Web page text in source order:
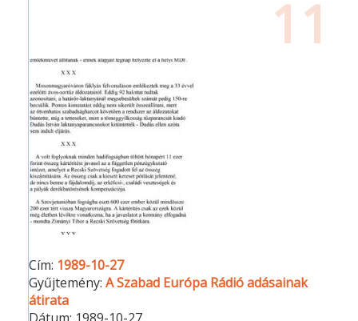
11
Cím: 1989-10-27
Gyűjtemény:A Szabad Európa Rádió adásainak
átirata